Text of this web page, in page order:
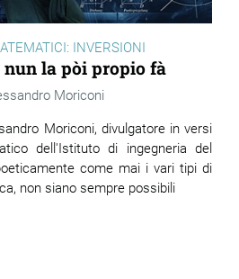
INVERSIONI
nun la pòi propio fà
Moriconi
Moriconi, divulgatore in versi
dell'Istituto di ingegneria del
come mai i vari tipi di
non siano sempre possibili